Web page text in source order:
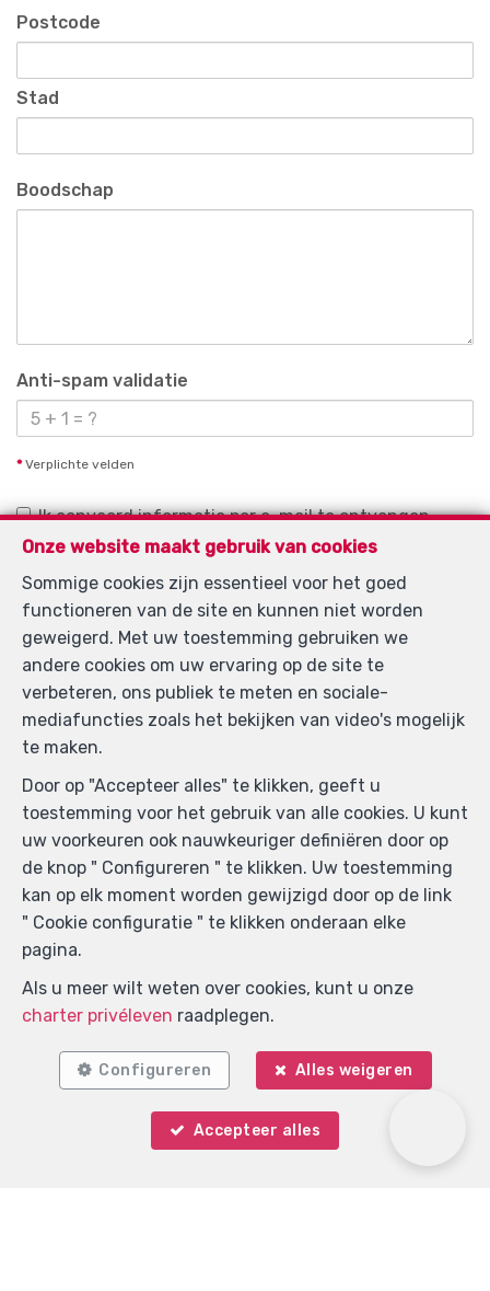
Postcode
Stad
Boodschap
Anti-spam validatie
*Verplichte velden
Ik aanvaard informatie per e-mail te ontvangen.
Ik aanvaard newsletters te ontvangen.
Ik aanvaard SMS te ontvangen.
Door mijn verzoek te verzenden geef ik de
toestemming dat mijn gegevens die in dit formulier
ingevuld zijn gebruikt worden door Immo Keystone
voor hierondervernoemde doeleinden en dit in
overeenstemming met het
charter privéleven
website. Ik kan op elk moment mijn toestemming
intrekken door een schriftelijke aanvraag in te dienen
op volgend e-mailadres: info@immokeystone.be.
Verzenden
Onze website maakt gebruik van cookies
Sommige cookies zijn essentieel voor het goed
functioneren van de site en kunnen niet worden
geweigerd. Met uw toestemming gebruiken we
andere cookies om uw ervaring op de site te
verbeteren, ons publiek te meten en sociale-
mediafuncties zoals het bekijken van video's mogelijk
te maken.
Door op "Accepteer alles" te klikken, geeft u
toestemming voor het gebruik van alle cookies. U kunt
uw voorkeuren ook nauwkeuriger definiëren door op
de knop " Configureren " te klikken. Uw toestemming
kan op elk moment worden gewijzigd door op de link
" Cookie configuratie " te klikken onderaan elke
pagina.
Als u meer wilt weten over cookies, kunt u onze
charter privéleven raadplegen.
Configureren Alles weigeren
Accepteer alles
Immo Keystone
—
Rue Demulder 16
TEL.0485 99 09 60
MOB.+32 485 99 09 60
—
info@immokeystone.be